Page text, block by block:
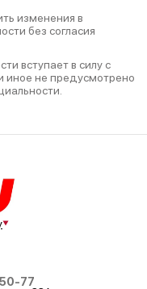
изменения в
без согласия
вступает в силу с
иное не предусмотрено
77